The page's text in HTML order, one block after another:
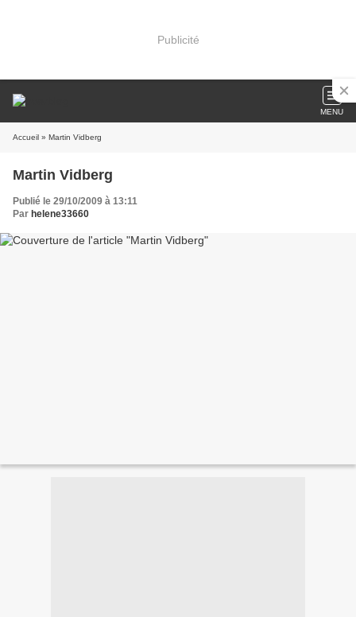
Publicité
MENU
Accueil » Martin Vidberg
Martin Vidberg
Publié le 29/10/2009 à 13:11
Par helene33660